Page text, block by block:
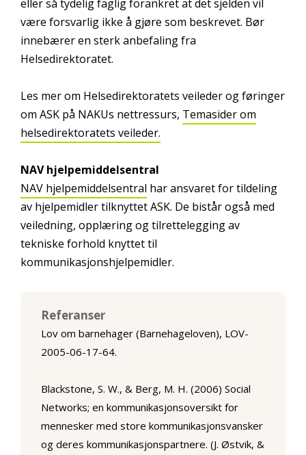
eller så tydelig faglig forankret at det sjelden vil
være forsvarlig ikke å gjøre som beskrevet. Bør
innebærer en sterk anbefaling fra
Helsedirektoratet.
Les mer om Helsedirektoratets veileder og føringer
om ASK på NAKUs nettressurs, Temasider om
helsedirektoratets veileder.
NAV hjelpemiddelsentral
NAV hjelpemiddelsentral har ansvaret for tildeling
av hjelpemidler tilknyttet ASK. De bistår også med
veiledning, opplæring og tilrettelegging av
tekniske forhold knyttet til
kommunikasjonshjelpemidler.
Referanser
Lov om barnehager (Barnehageloven), LOV-
2005-06-17-64.
Blackstone, S. W., & Berg, M. H. (2006) Social
Networks; en kommunikasjonsoversikt for
mennesker med store kommunikasjonsvansker
og deres kommunikasjonspartnere. (J. Østvik, &